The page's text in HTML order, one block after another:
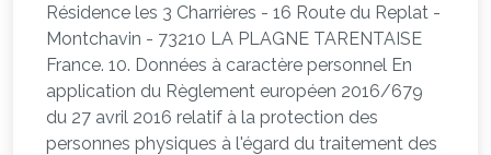
Résidence les 3 Charrières - 16 Route du Replat -
Montchavin - 73210 LA PLAGNE TARENTAISE
France. 10. Données à caractère personnel En
application du Règlement européen 2016/679
du 27 avril 2016 relatif à la protection des
personnes physiques à l'égard du traitement des